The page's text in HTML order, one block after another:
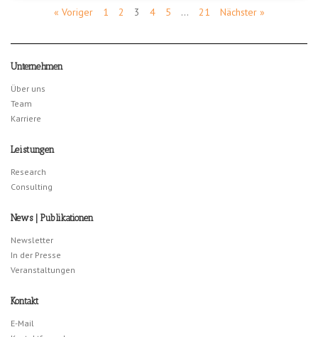
« Voriger 1 2 3 4 5 … 21 Nächster »
Unternehmen
Über uns
Team
Karriere
Leistungen
Research
Consulting
News | Publikationen
Newsletter
In der Presse
Veranstaltungen
Kontakt
E-Mail